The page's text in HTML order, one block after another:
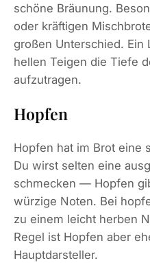
schöne Bräunung.
oder kräftigen
großen Unterschied. Ein
hellen Teigen die Tiefe
aufzutragen.
Hopfen
Hopfen hat im Brot eine
Du wirst selten eine
schmecken — Hopfen
würzige Noten. Bei
zu einem leicht herben
Regel ist Hopfen aber
Hauptdarsteller.